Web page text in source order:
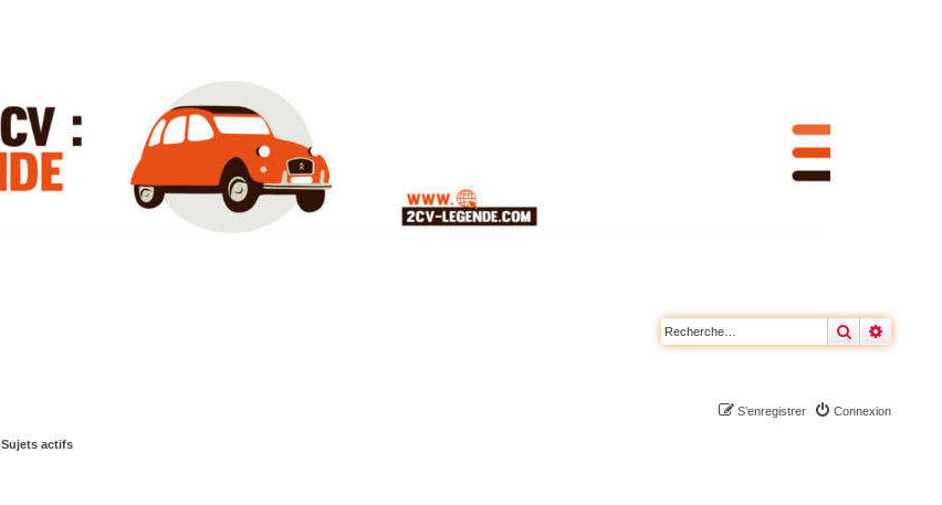
Rechercher
Connexion
S’enregistrer
Sujets actifs